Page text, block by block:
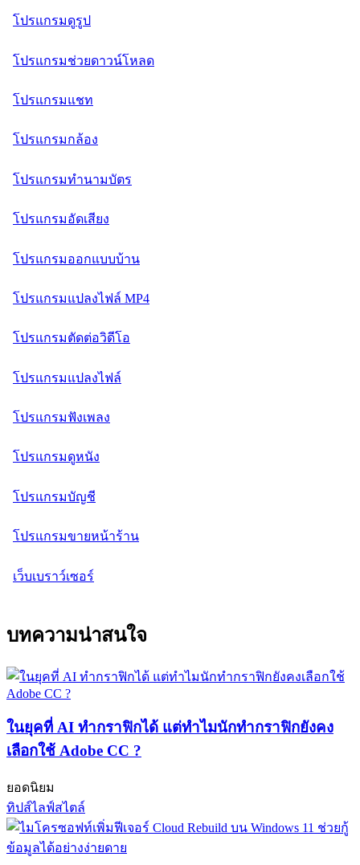
โปรแกรมดูรูป
โปรแกรมช่วยดาวน์โหลด
โปรแกรมแชท
โปรแกรมกล้อง
โปรแกรมทำนามบัตร
โปรแกรมอัดเสียง
โปรแกรมออกแบบบ้าน
โปรแกรมแปลงไฟล์ MP4
โปรแกรมตัดต่อวิดีโอ
โปรแกรมแปลงไฟล์
โปรแกรมฟังเพลง
โปรแกรมดูหนัง
โปรแกรมบัญชี
โปรแกรมขายหน้าร้าน
เว็บเบราว์เซอร์
บทความน่าสนใจ
ในยุคที่ AI ทำกราฟิกได้ แต่ทำไมนักทำกราฟิกยังคง
เลือกใช้ Adobe CC ?
ยอดนิยม
ทิปส์ไลฟ์สไตล์